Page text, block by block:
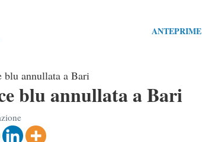
ANTEPRIME
blu annullata a Bari
blu annullata a Bari